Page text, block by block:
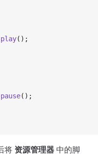
play();
pause();
将 资源管理器 中的脚